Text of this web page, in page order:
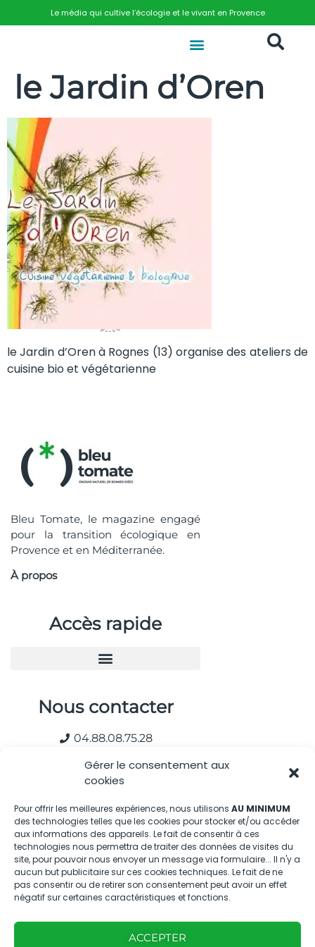
Gérer le consentement aux
cookies
Pour offrir les meilleures expériences, nous utilisons AU MINIMUM
des technologies telles que les cookies pour stocker et/ou accéder
aux informations des appareils. Le fait de consentir à ces
technologies nous permettra de traiter des données de visites du
site, pour pouvoir nous envoyer un message via formulaire... Il n'y a
aucun but publicitaire sur ces cookies techniques. Le fait de ne
pas consentir ou de retirer son consentement peut avoir un effet
négatif sur certaines caractéristiques et fonctions.
ACCEPTER
Le média qui cultive l’écologie et le vivant en Provence
le Jardin d’Oren
le Jardin d’Oren à Rognes (13) organise des ateliers de
cuisine bio et végétarienne
Bleu Tomate, le magazine engagé
pour la transition écologique en
Provence et en Méditerranée.
À propos
Accès rapide
Nous contacter
04.88.08.75.28
Kit média Bleu Tomate
Nous suivre